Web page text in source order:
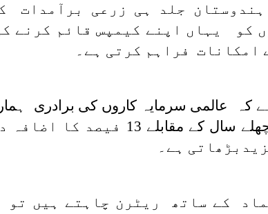
جلد ہی زرعی برآمدات
کو یہاں اپنے کیمپس قائم کرنے
امکانات فراہم کرتی ہے۔
ڈی آئی میں پچھلے سال
ہے۔
کے ساتھ ریٹرن چاہتے ہیں تو